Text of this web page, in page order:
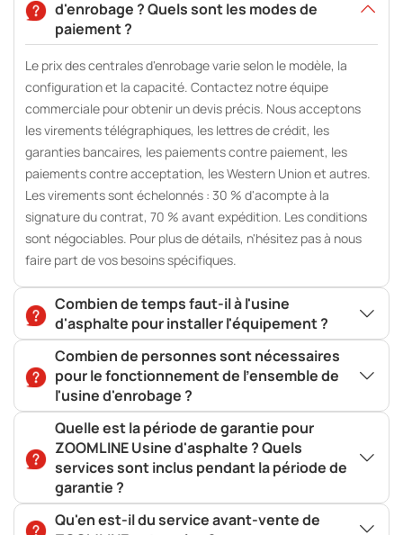
d'enrobage ? Quels sont les modes de
paiement ?
Le prix des centrales d'enrobage varie selon le modèle, la
configuration et la capacité. Contactez notre équipe
commerciale pour obtenir un devis précis. Nous acceptons
les virements télégraphiques, les lettres de crédit, les
garanties bancaires, les paiements contre paiement, les
paiements contre acceptation, les Western Union et autres.
Les virements sont échelonnés : 30 % d'acompte à la
signature du contrat, 70 % avant expédition. Les conditions
sont négociables. Pour plus de détails, n'hésitez pas à nous
faire part de vos besoins spécifiques.
Combien de temps faut-il à l'usine
d'asphalte pour installer l'équipement ?
Combien de personnes sont nécessaires
pour le fonctionnement de l'ensemble de
l'usine d'enrobage ?
Quelle est la période de garantie pour
ZOOMLINE Usine d'asphalte ? Quels
services sont inclus pendant la période de
garantie ?
Qu'en est-il du service avant-vente de